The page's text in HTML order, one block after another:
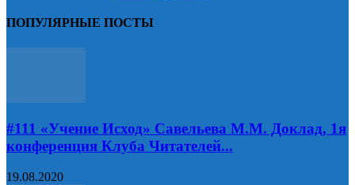
ПОПУЛЯРНЫЕ ПОСТЫ
#111 «Учение Исход» Савельева М.М. Доклад, 1я
конференция Клуба Читателей...
19.08.2020